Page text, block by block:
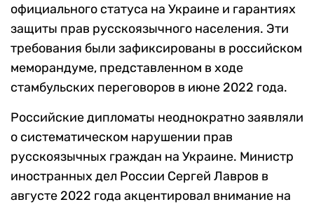
официального статуса на Украине и гарантиях
защиты прав русскоязычного населения. Эти
требования были зафиксированы в российском
меморандуме, представленном в ходе
стамбульских переговоров в июне 2022 года.
Российские дипломаты неоднократно заявляли
о систематическом нарушении прав
русскоязычных граждан на Украине. Министр
иностранных дел России Сергей Лавров в
августе 2022 года акцентировал внимание на